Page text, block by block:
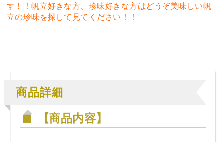
す！！帆立好きな方、珍味好きな方はどうぞ美味しい帆
立の珍味を探して見てください！！
商品詳細
【商品内容】